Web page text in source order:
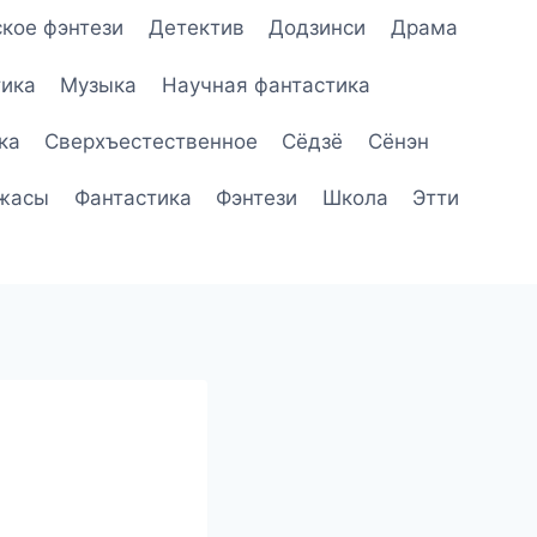
фэнтези Детектив Додзинси Драма
Музыка Научная фантастика
Сверхъестественное Сёдзё Сёнэн
Фантастика Фэнтези Школа Этти